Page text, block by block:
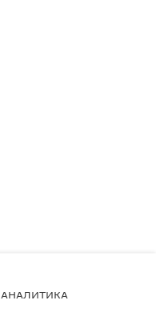
АНАЛИТИКА